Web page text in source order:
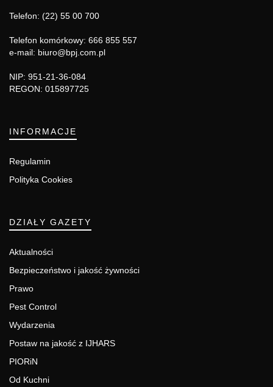
Telefon: (22) 55 00 700
Telefon komórkowy: 666 855 557
e-mail: biuro@bpj.com.pl
NIP: 951-21-36-084
REGON: 015897725
INFORMACJE
Regulamin
Polityka Cookies
DZIAŁY GAZETY
Aktualności
Bezpieczeństwo i jakość żywności
Prawo
Pest Control
Wydarzenia
Postaw na jakość z IJHARS
PIORiN
Od Kuchni